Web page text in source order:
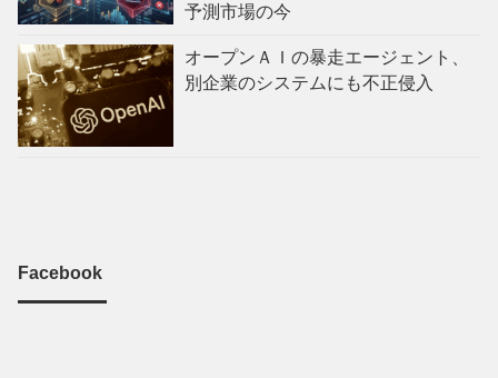
予測市場の今
オープンＡＩの暴走エージェント、
別企業のシステムにも不正侵入
Facebook